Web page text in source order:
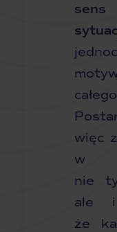
więc
w
nie
ale i
że